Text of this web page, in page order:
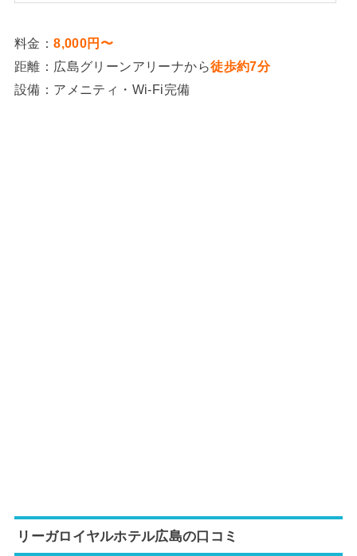
料金：8,000円〜
距離：広島グリーンアリーナから徒歩約7分
設備：アメニティ・Wi-Fi完備
リーガロイヤルホテル広島の口コミ